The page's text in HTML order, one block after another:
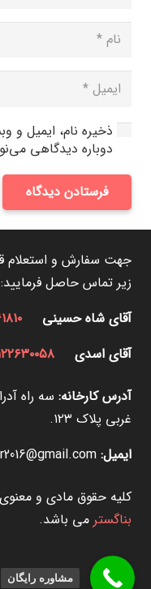
ذخیره نام، ایمیل و
دوباره دیدگاهی
فرستادن دیدگاه
جهت سفارش و استعلام
زیر تماس حاصل فرمایید:
آقای شاه حسینی
آقای اسدی
آدرس کارخانه:
غربی پلاک ۱۲۳.
ایمیل:
کلیه حقوق مادی و
بناگستر می باشد.
مشاوره رایگان